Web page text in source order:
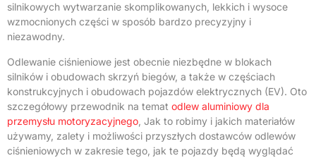
silnikowych wytwarzanie skomplikowanych, lekkich i wysoce
wzmocnionych części w sposób bardzo precyzyjny i
niezawodny.
Odlewanie ciśnieniowe jest obecnie niezbędne w blokach
silników i obudowach skrzyń biegów, a także w częściach
konstrukcyjnych i obudowach pojazdów elektrycznych (EV). Oto
szczegółowy przewodnik na temat odlew aluminiowy dla
przemysłu motoryzacyjnego , Jak to robimy i jakich materiałów
używamy, zalety i możliwości przyszłych dostawców odlewów
ciśnieniowych w zakresie tego, jak te pojazdy będą wyglądać